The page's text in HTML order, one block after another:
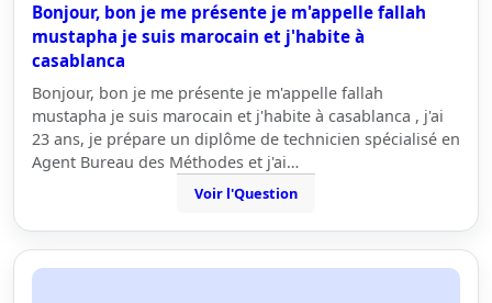
Bonjour, bon je me présente je m'appelle fallah
mustapha je suis marocain et j'habite à
casablanca
Bonjour, bon je me présente je m'appelle fallah
mustapha je suis marocain et j'habite à casablanca , j'ai
23 ans, je prépare un diplôme de technicien spécialisé en
Agent Bureau des Méthodes et j'ai…
Voir l'Question